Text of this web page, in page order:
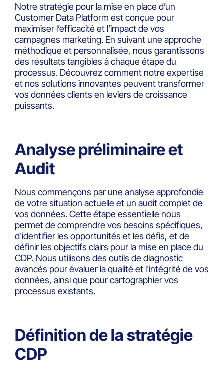
Notre stratégie pour la mise en place d’un
Customer Data Platform est conçue pour
maximiser l’efficacité et l’impact de vos
campagnes marketing. En suivant une approche
méthodique et personnalisée, nous garantissons
des résultats tangibles à chaque étape du
processus. Découvrez comment notre expertise
et nos solutions innovantes peuvent transformer
vos données clients en leviers de croissance
puissants.
Analyse préliminaire et
Audit
Nous commençons par une analyse approfondie
de votre situation actuelle et un audit complet de
vos données. Cette étape essentielle nous
permet de comprendre vos besoins spécifiques,
d'identifier les opportunités et les défis, et de
définir les objectifs clairs pour la mise en place du
CDP. Nous utilisons des outils de diagnostic
avancés pour évaluer la qualité et l'intégrité de vos
données, ainsi que pour cartographier vos
processus existants.
Définition de la stratégie
CDP